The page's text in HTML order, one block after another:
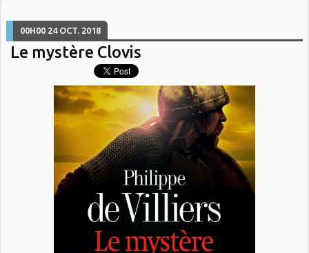
00H00 24 OCT. 2018
Le mystère Clovis